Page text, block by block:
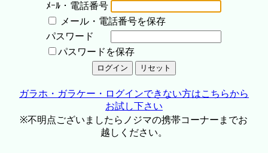
ﾒｰﾙ・電話番号
メール・電話番号を保存
パスワード
パスワードを保存
ガラホ・ガラケー・ログインできない方はこちらから
お試し下さい
※不明点ございましたらノジマの携帯コーナーまでお
越しください。